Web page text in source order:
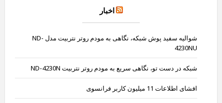
اخبار
شوالیه سفید پوش شبکه، نگاهی به مودم روتر نتربیت مدل ND-
4230NU
شبکه در دست تو، نگاهی سریع به مودم روتر نتربیت ND-4230N
افشای اطلاعات 11 میلیون کاربر فرانسوی